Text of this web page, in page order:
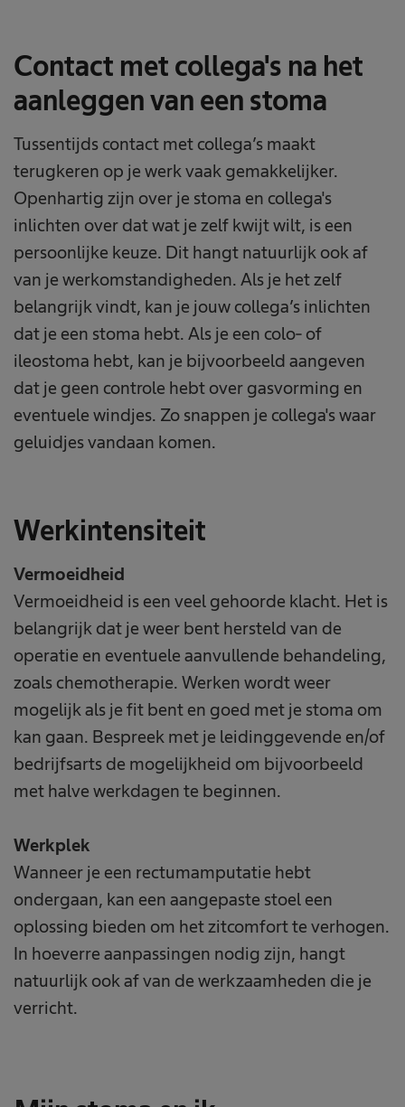
Contact met collega's na het
aanleggen van een stoma
Tussentijds contact met collega’s maakt
terugkeren op je werk vaak gemakkelijker.
Openhartig zijn over je stoma en collega's
inlichten over dat wat je zelf kwijt wilt, is een
persoonlijke keuze. Dit hangt natuurlijk ook af
van je werkomstandigheden. Als je het zelf
belangrijk vindt, kan je jouw collega’s inlichten
dat je een stoma hebt. Als je een colo- of
ileostoma hebt, kan je bijvoorbeeld aangeven
dat je geen controle hebt over gasvorming en
eventuele windjes. Zo snappen je collega's waar
geluidjes vandaan komen.
Werkintensiteit
Vermoeidheid
Vermoeidheid is een veel gehoorde klacht. Het is
belangrijk dat je weer bent hersteld van de
operatie en eventuele aanvullende behandeling,
zoals chemotherapie. Werken wordt weer
mogelijk als je fit bent en goed met je stoma om
kan gaan. Bespreek met je leidinggevende en/of
bedrijfsarts de mogelijkheid om bijvoorbeeld
met halve werkdagen te beginnen.
Werkplek
Wanneer je een rectumamputatie hebt
ondergaan, kan een aangepaste stoel een
oplossing bieden om het zitcomfort te verhogen.
In hoeverre aanpassingen nodig zijn, hangt
natuurlijk ook af van de werkzaamheden die je
verricht.